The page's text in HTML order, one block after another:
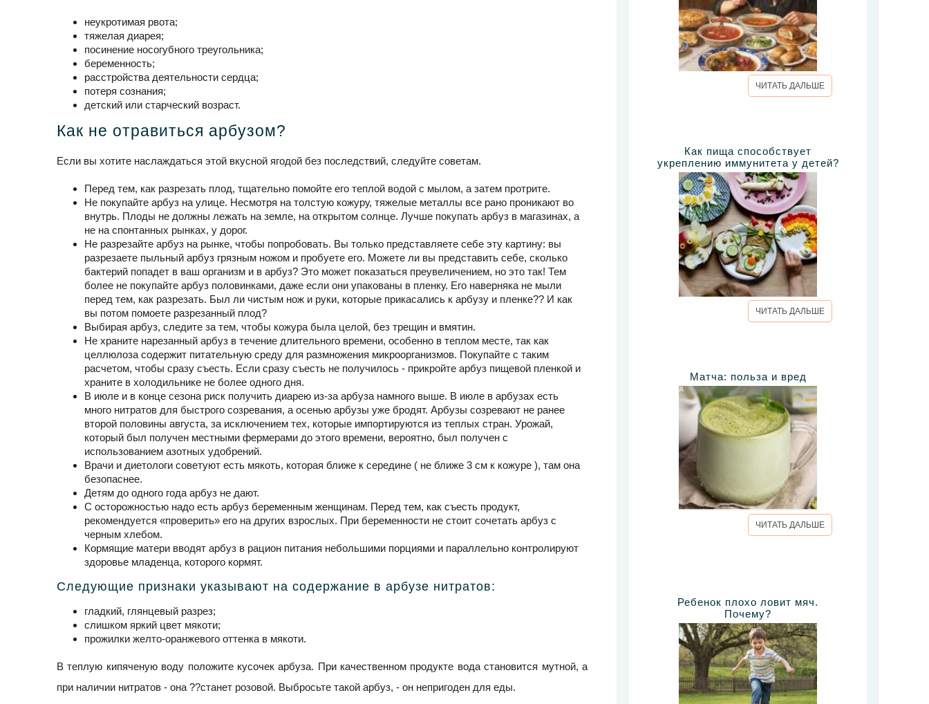
неукротимая рвота;
тяжелая диарея;
посинение носогубного треугольника;
беременность;
расстройства деятельности сердца;
потеря сознания;
детcкий или старческий возраст.
Как не отравиться арбузом?
Если вы хотите наслаждаться этой вкусной ягодой без последствий, следуйте советам.
Перед тем, как разрезать плод, тщательно помойте его теплой водой с мылом, а затем протрите.
Не покупайте арбуз на улице. Несмотря на толстую кожуру, тяжелые металлы все рано проникают во
внутрь. Плоды не должны лежать на земле, на открытом солнце. Лучше покупать арбуз в магазинах, а
не на спонтанных рынках, у дорог.
Не разрезайте арбуз на рынке, чтобы попробовать. Вы только представляете себе эту картину: вы
разрезаете пыльный арбуз грязным ножом и пробуете его. Можете ли вы представить себе, сколько
бактерий попадет в ваш организм и в арбуз? Это может показаться преувеличением, но это так! Тем
более не покупайте арбуз половинками, даже если они упакованы в пленку. Его наверняка не мыли
перед тем, как разрезать. Был ли чистым нож и руки, которые прикасались к арбузу и пленке?? И как
вы потом помоете разрезанный плод?
Выбирая арбуз, следите за тем, чтобы кожура была целой, без трещин и вмятин.
Не храните нарезанный арбуз в течение длительного времени, особенно в теплом месте, так как
целлюлоза содержит питательную среду для размножения микроорганизмов. Покупайте с таким
расчетом, чтобы сразу съесть. Если сразу съесть не получилось - прикройте арбуз пищевой пленкой и
храните в холодильнике не более одного дня.
В июле и в конце сезона риск получить диарею из-за арбуза намного выше. В июле в арбузах есть
много нитратов для быстрого созревания, а осенью арбузы уже бродят. Арбузы созревают не ранее
второй половины августа, за исключением тех, которые импортируются из теплых стран. Урожай,
который был получен местными фермерами до этого времени, вероятно, был получен с
использованием азотных удобрений.
Врачи и диетологи советуют есть мякоть, которая ближе к середине ( не ближе 3 см к кожуре ), там она
безопаснее.
Детям до одного года арбуз не дают.
С осторожностью надо есть арбуз беременным женщинам. Перед тем, как съесть продукт,
рекомендуется «проверить» его на других взрослых. При беременности не стоит сочетать арбуз с
черным хлебом.
Кормящие матери вводят арбуз в рацион питания небольшими порциями и параллельно контролируют
здоровье младенца, которого кормят.
Следующие признаки указывают на содержание в арбузе нитратов:
гладкий, глянцевый разрез;
слишком яркий цвет мякоти;
прожилки желто-оранжевого оттенка в мякоти.
В теплую кипяченую воду положите кусочек арбуза. При качественном продукте вода становится мутной, а
при наличии нитратов - она ??станет розовой. Выбросьте такой арбуз, - он непригоден для еды.
ЧИТАТЬ ДАЛЬШЕ
Как пища способствует
укреплению иммунитета у детей?
ЧИТАТЬ ДАЛЬШЕ
Матча: польза и вред
ЧИТАТЬ ДАЛЬШЕ
Ребенок плохо ловит мяч.
Почему?